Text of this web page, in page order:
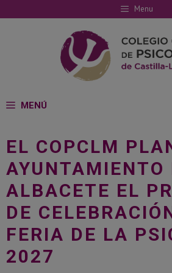
al
Menu
MENÚ
EL COPCLM
AYUNTAMIENTO
ALBACETE EL
DE
FERIA DE LA
2027